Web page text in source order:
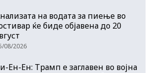
на водата за пиење во
ќе биде објавена до 20
08/2026
Ен-Ен: Трамп е заглавен во војна